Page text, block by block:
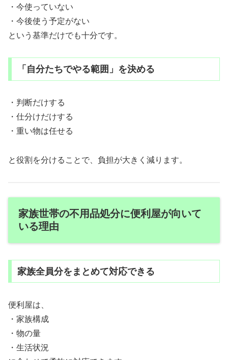
・今使っていない
・今後使う予定がない
という基準だけでも十分です。
「自分たちでやる範囲」を決める
・判断だけする
・仕分けだけする
・重い物は任せる
と役割を分けることで、負担が大きく減ります。
家族世帯の不用品処分に便利屋が向いて
いる理由
家族全員分をまとめて対応できる
便利屋は、
・家族構成
・物の量
・生活状況